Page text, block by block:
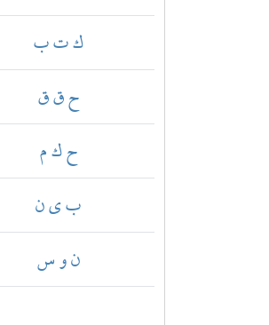
ك ت ب
ح ق ق
ح ك م
ب ي ن
ن و س